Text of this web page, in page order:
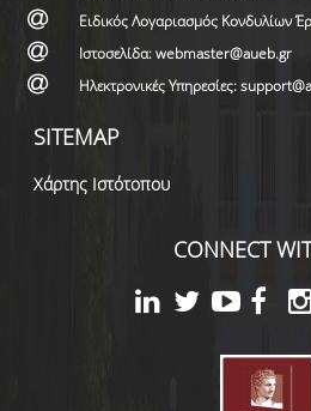
Ειδικός Λογαριασμός Κονδυλίων
Ιστοσελίδα: webmaster@aueb.gr
Ηλεκτρονικές Υπηρεσίες:
SITEMAP
Χάρτης Ιστότοπου
CONNECT